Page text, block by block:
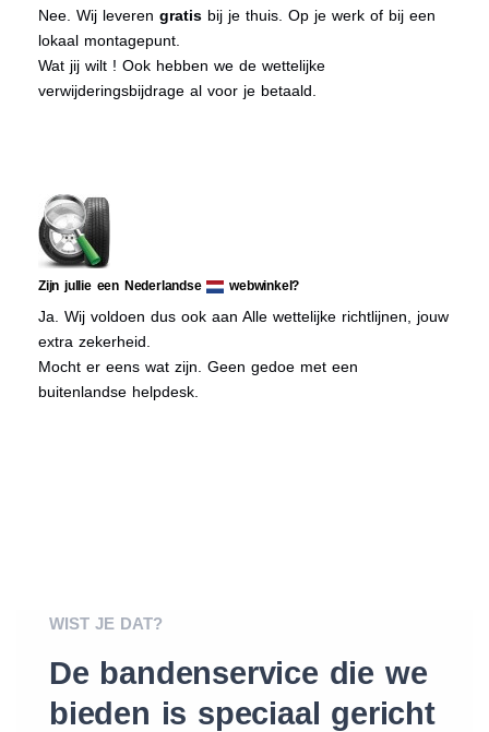
Nee. Wij leveren gratis bij je thuis. Op je werk of bij een
lokaal montagepunt.
Wat jij wilt ! Ook hebben we de wettelijke
verwijderingsbijdrage al voor je betaald.
Zijn jullie een Nederlandse webwinkel?
Ja. Wij voldoen dus ook aan Alle wettelijke richtlijnen, jouw
extra zekerheid.
Mocht er eens wat zijn. Geen gedoe met een
buitenlandse helpdesk.
WIST JE DAT?
De bandenservice die we
bieden is speciaal gericht